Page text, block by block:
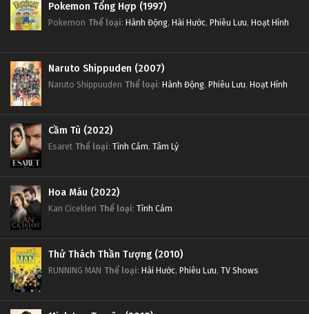
Pokemon Tổng Hợp (1997)
Pokemon Thể loại: Hành Động, Hài Hước, Phiêu Lưu, Hoạt Hình
Naruto Shippuden (2007)
Naruto Shippuuden Thể loại: Hành Động, Phiêu Lưu, Hoạt Hình
Cầm Tù (2022)
Esaret Thể loại: Tình Cảm, Tâm Lý
Hoa Máu (2022)
Kan Cicekleri Thể loại: Tình Cảm
Thử Thách Thần Tượng (2010)
RUNNING MAN Thể loại: Hài Hước, Phiêu Lưu, TV Shows